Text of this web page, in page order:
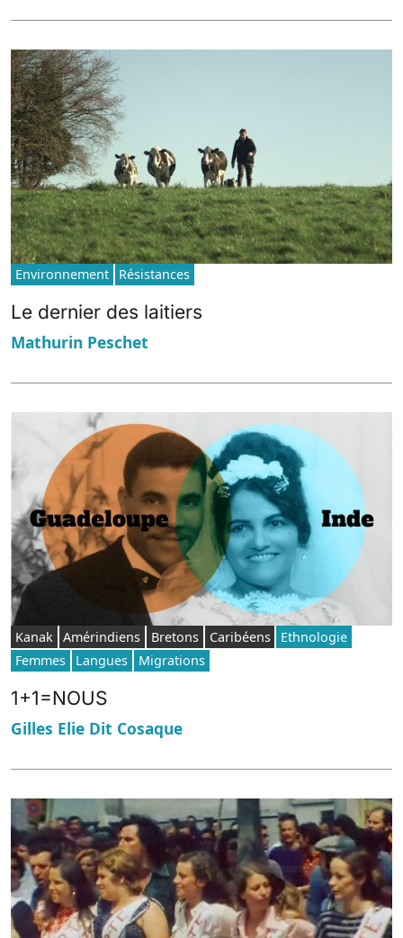
Environnement Résistances
Le dernier des laitiers
Mathurin Peschet
Kanak Amérindiens Bretons Caribéens
Ethnologie
Femmes
Langues Migrations
1+1=NOUS
Gilles Elie Dit Cosaque